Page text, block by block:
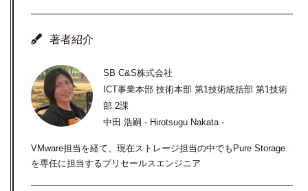
著者紹介
SB C&S株式会社
ICT事業本部 技術本部 第1技術統括部 第1技術
部 2課
中田 浩嗣 - Hirotsugu Nakata -
VMware担当を経て、現在ストレージ担当の中でもPure Storage
を専任に担当するプリセールスエンジニア